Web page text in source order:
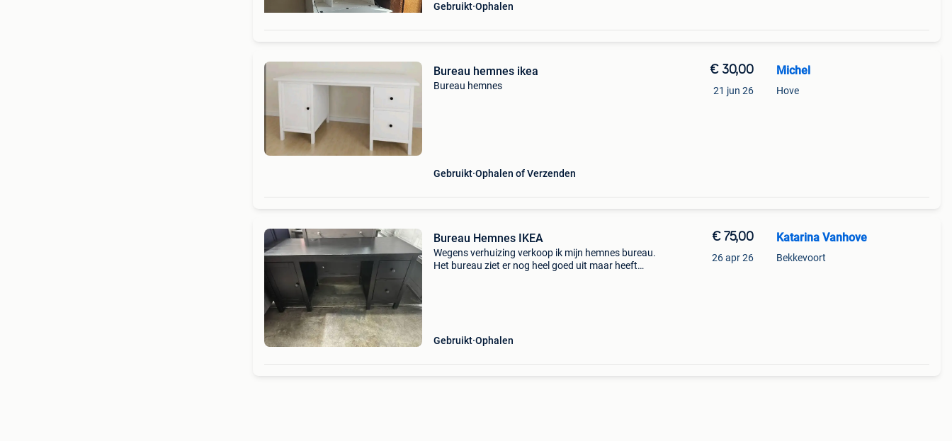
Gebruikt Ophalen
Bureau hemnes ikea
Bureau hemnes
Gebruikt Ophalen of Verzenden
€ 30,00
21 jun 26
Michel
Hove
Bureau Hemnes IKEA
Wegens verhuizing verkoop ik mijn hemnes bureau.
Het bureau ziet er nog heel goed uit maar heeft
Gebruikt Ophalen
€ 75,00
26 apr 26
Katarina Vanhove
Bekkevoort